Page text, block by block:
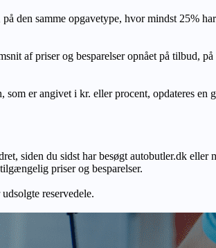
den samme opgavetype, hvor mindst 25%
af priser og besparelser opnået på tilbud,
er angivet i kr. eller procent, opdateres
siden du sidst har besøgt autobutler.dk
priser og besparelser.
reservedele.